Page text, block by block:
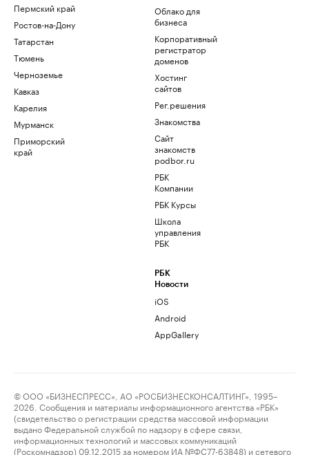
Пермский край
Ростов-на-Дону
Татарстан
Тюмень
Черноземье
Кавказ
Карелия
Мурманск
Приморский
край
Облако для
бизнеса
Корпоративный
регистратор
доменов
Хостинг
сайтов
Рег.решения
Знакомства
Сайт
знакомств
podbor.ru
РБК
Компании
РБК Курсы
Школа
управления
РБК
РБК
Новости
iOS
Android
AppGallery
© ООО «БИЗНЕСПРЕСС», АО «РОСБИЗНЕСКОНСАЛТИНГ», 1995–
2026. Сообщения и материалы информационного агентства «РБК»
(свидетельство о регистрации средства массовой информации
выдано Федеральной службой по надзору в сфере связи,
информационных технологий и массовых коммуникаций
(Роскомнадзор) 09.12.2015 за номером ИА №ФС77-63848) и сетевого